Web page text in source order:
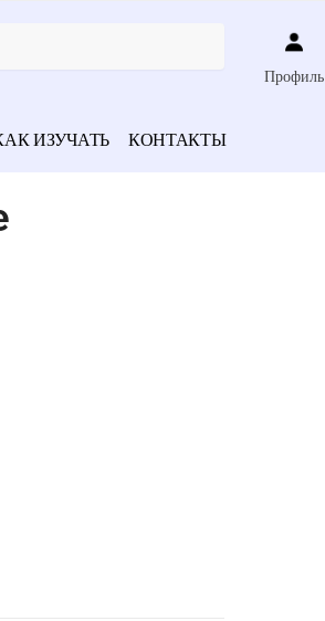
Профиль
ИЗУЧАТЬ КОНТАКТЫ